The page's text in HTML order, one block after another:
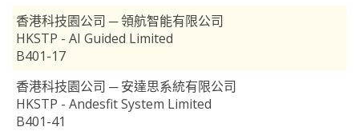
香港科技園公司 ─ 領航智能有限公司
HKSTP - AI Guided Limited
B401-17
香港科技園公司 ─ 安達思系統有限公司
HKSTP - Andesfit System Limited
B401-41